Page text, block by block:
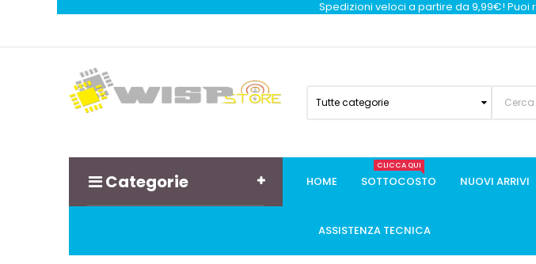
Spedizioni veloci a partire da 9,99€!
Tutte categorie
Categorie HOME SOTTOCOSTO
CLICCA QUI
NUOVI ARRIVI
ASSISTENZA TECNICA